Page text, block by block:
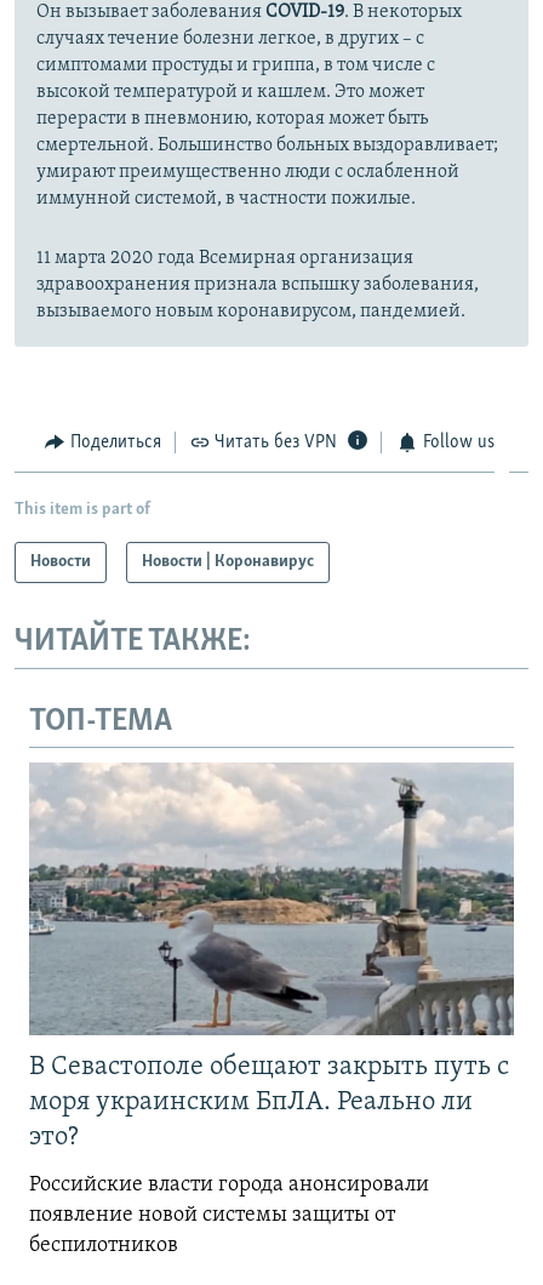
Он вызывает заболеванияCOVID-19. В некоторых
случаях течение болезни легкое, в других – с
симптомами простуды и гриппа, в том числе с
высокой температурой и кашлем. Это может
перерасти в пневмонию, которая может быть
смертельной. Большинство больных выздоравливает;
умирают преимущественно люди с ослабленной
иммунной системой, в частности пожилые.
11 марта 2020 года Всемирная организация
здравоохранения признала вспышку заболевания,
вызываемого новым коронавирусом, пандемией.
Поделиться Читать без VPN Follow us
This item is part of
Новости Новости | Коронавирус
ЧИТАЙТЕ ТАКЖЕ:
ТОП-ТЕМА
В Севастополе обещают закрыть путь с
моря украинским БпЛА. Реально ли
это?
Российские власти города анонсировали
появление новой системы защиты от
беспилотников